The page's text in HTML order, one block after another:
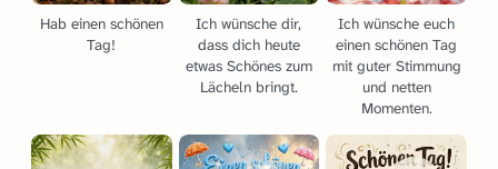
Hab einen schönen
Tag!
Ich wünsche dir,
dass dich heute
etwas Schönes zum
Lächeln bringt.
Ich wünsche euch
einen schönen Tag
mit guter Stimmung
und netten
Momenten.